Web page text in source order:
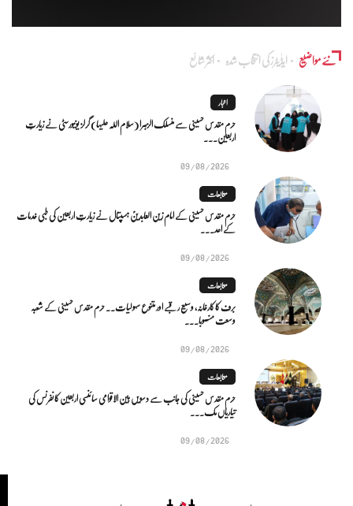
نئے مواضیع ایڈٰیٹرز کی انتخاب شدہ اکثر شائع
اخبار
حرم مقدس حسینی سے منسلک الزہرا (سلام اللہ علیہا) گرلز یونیورسٹی نے زیارتِ
اربعین...
09/08/2026
متابعات
حرم مقدس حسینی کے امام زین العابدینؑ ہسپتال نے زیارتِ اربعین کی طبی خدمات
کے اعد...
09/08/2026
متابعات
برف کا کارخانہ، وسیع رقبے اور متنوع سہولیات۔۔ حرم مقدس حسینی کے شعبہ
وسعت منصوبا...
09/08/2026
متابعات
حرم مقدس حسینی کی جانب سے دسویں بین الاقوامی سائنسی اربعین کانفرنس کی
تیاریاں مک...
09/08/2026